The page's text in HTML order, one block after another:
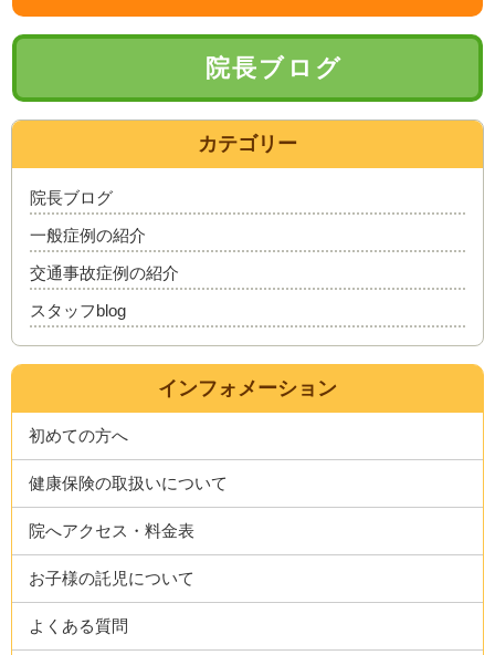
院長ブログ
カテゴリー
院長ブログ
一般症例の紹介
交通事故症例の紹介
スタッフblog
インフォメーション
初めての方へ
健康保険の取扱いについて
院へアクセス・料金表
お子様の託児について
よくある質問